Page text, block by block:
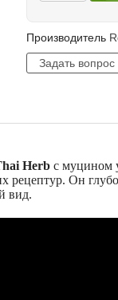
Производитель
Herb с муцином
рецептур. Он
вид.